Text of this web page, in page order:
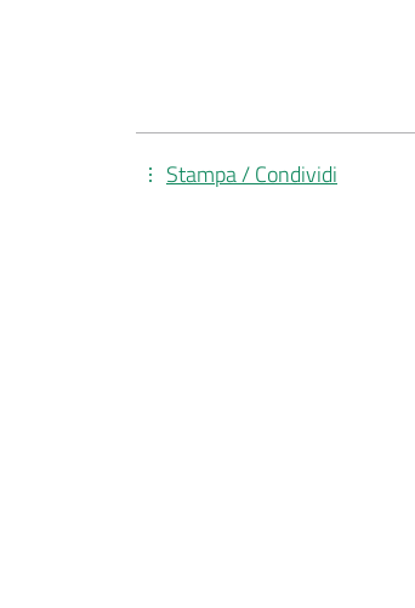
Stampa / Condividi